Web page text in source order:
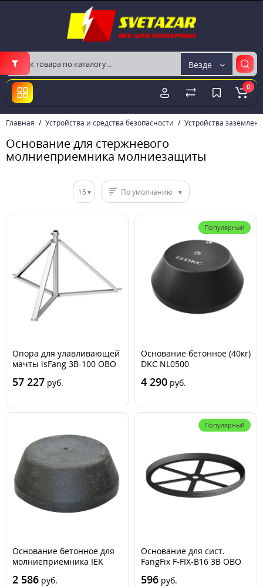
Везде
0
Главная Устройства и средства безопасности Устройства
Основание для стержневого
молниеприемника молниезащиты
15 По умолчанию
Опора для улавливающей
мачты isFang 3B-100 OBO
57 227 руб.
Популярный
Основание бетонное (40кг)
DKC NL0500
4 290 руб.
Основание бетонное для
молниеприемника IEK
2 586 руб.
Популярный
Основание для сист.
FangFix F-FIX-B16 3B OBO
596 руб.